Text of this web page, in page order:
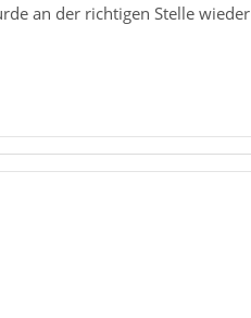
an der richtigen Stelle